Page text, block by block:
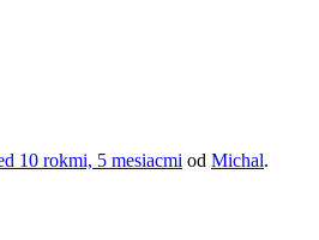
10 rokmi, 5 mesiacmi od Michal.